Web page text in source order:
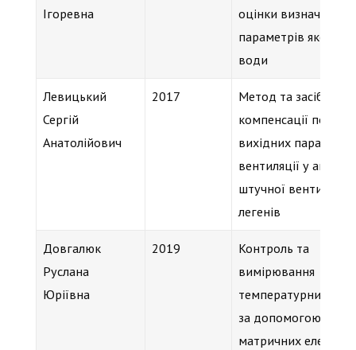
Ігоревна
оцінки
параметрів якості
води
Левицький
Сергій
Анатолійович
2017
Метод та засіб
компенсації
вихідних
вентиляції у
штучної вентиляції
легенів
Довгалюк
Руслана
Юріївна
2019
Контроль та
вимірювання
температурних
за допомогою
матричних